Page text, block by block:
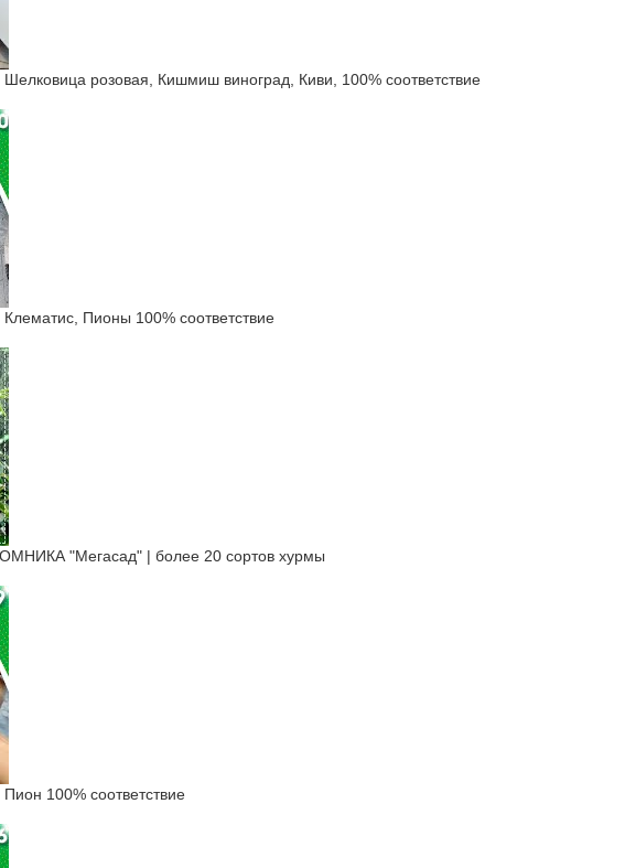
розовая, Кишмиш виноград, Киви, 100% соответствие
Пионы 100% соответствие
"Мегасад" | более 20 сортов хурмы
100% соответствие